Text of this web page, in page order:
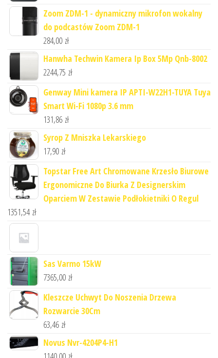
Zoom ZDM-1 - dynamiczny mikrofon wokalny
do podcastów Zoom ZDM-1
284,00 zł
Hanwha Techwin Kamera Ip Box 5Mp Qnb-8002
2244,75 zł
Genway Mini kamera IP APTI-W22H1-TUYA Tuya
Smart Wi-Fi 1080p 3.6 mm
131,86 zł
Syrop Z Mniszka Lekarskiego
17,90 zł
Topstar Free Art Chromowane Krzesło Biurowe
Ergonomiczne Do Biurka Z Designerskim
Oparciem W Zestawie Podłokietniki O Regul
1351,54 zł
Sas Varmo 15kW
7365,00 zł
Kleszcze Uchwyt Do Noszenia Drzewa
Rozwarcie 30Cm
63,46 zł
Novus Nvr-4204P4-H1